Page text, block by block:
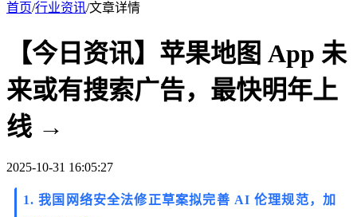
首页/行业资讯/文章详情
【今日资讯】苹果地图 App 未
来或有搜索广告，最快明年上
线 →
2025-10-31 16:05:27
1.我国网络安全法修正草案拟完善 AI 伦理规范，加